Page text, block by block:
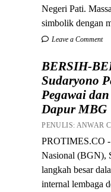
Negeri Pati.
simbolik dengan
Leave a Comment
BERSIH-
Sudaryono
Pegawai
Dapur MBG
PENULIS: ANWAR
PROTIMES.CO
Nasional (BGN),
langkah besar
internal lembaga